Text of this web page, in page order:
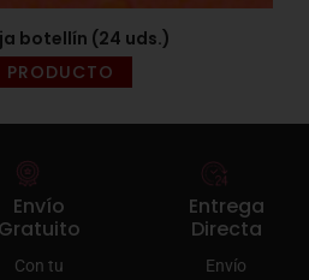
botellín (24 uds.)
PRODUCTO
Envío
Gratuito
Con tu
Entrega
Directa
Envío